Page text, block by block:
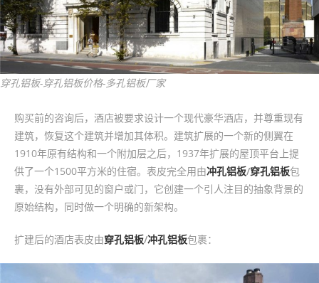
穿孔铝板-穿孔铝板价格-多孔铝板厂家
购买前的咨询后，酒店被要求设计一个现代豪华酒店，并尊重现有
建筑，恢复这个建筑并增加其体积。建筑扩展的一个新的侧翼在
1910年原有结构和一个附加层之后，1937年扩展的屋顶平台上提
供了一个1500平方米的住宿。表皮完全用由冲孔铝板/穿孔铝板包
裹，没有外部可见的窗户或门，它创建一个引人注目的抽象背景的
原始结构，同时做一个明确的新架构。
扩建后的酒店表皮由穿孔铝板/冲孔铝板包裹：